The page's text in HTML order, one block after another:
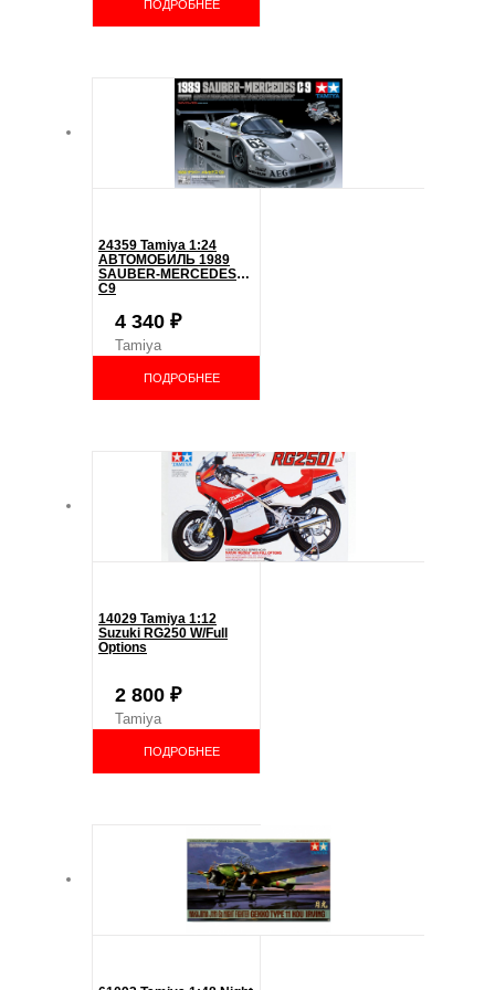
ПОДРОБНЕЕ
24359 Tamiya 1:24
АВТОМОБИЛЬ 1989
SAUBER-MERCEDES
C9
4 340 ₽
Tamiya
ПОДРОБНЕЕ
14029 Tamiya 1:12
Suzuki RG250 W/Full
Options
2 800 ₽
Tamiya
ПОДРОБНЕЕ